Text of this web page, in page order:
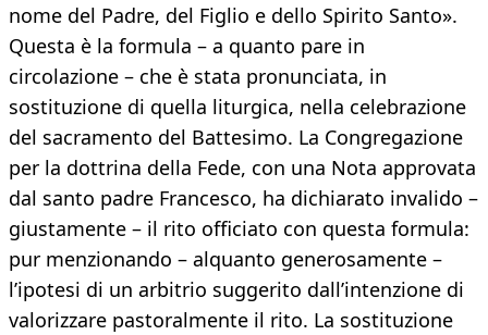
nome del Padre, del Figlio e dello Spirito Santo».
Questa è la formula – a quanto pare in
circolazione – che è stata pronunciata, in
sostituzione di quella liturgica, nella celebrazione
del sacramento del Battesimo. La Congregazione
per la dottrina della Fede, con una Nota approvata
dal santo padre Francesco, ha dichiarato invalido –
giustamente – il rito officiato con questa formula:
pur menzionando – alquanto generosamente –
l’ipotesi di un arbitrio suggerito dall’intenzione di
valorizzare pastoralmente il rito. La sostituzione